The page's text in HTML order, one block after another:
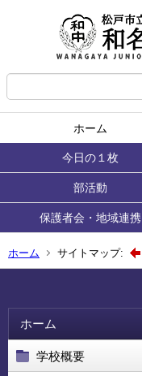
ホーム
今日の１枚
部活動
保護者会・地域連携
ホーム サイトマップ:
ホーム
学校概要